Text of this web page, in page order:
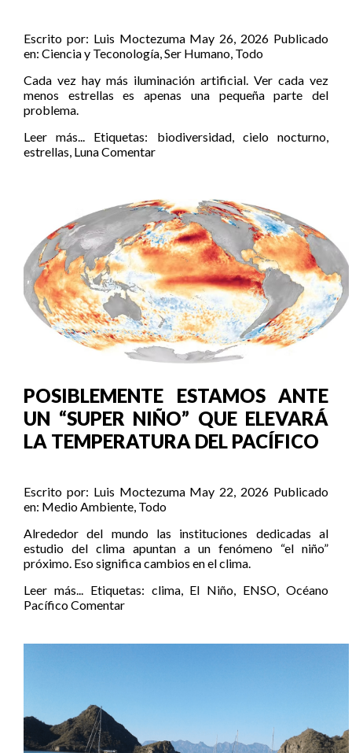
Escrito por: Luis Moctezuma May 26, 2026 Publicado
en: Ciencia y Teconología,Ser Humano, Todo
Cada vez hay más iluminación artificial. Ver cada vez
menos estrellas es apenas una pequeña parte del
problema.
Leer más...
Etiquetas: biodiversidad, cielo nocturno,
estrellas, LunaComentar
POSIBLEMENTE ESTAMOS ANTE
UN “SUPER NIÑO” QUE ELEVARÁ
LA TEMPERATURA DEL PACÍFICO
Escrito por: Luis Moctezuma May 22, 2026 Publicado
en: Medio Ambiente, Todo
Alrededor del mundo las instituciones dedicadas al
estudio del clima apuntan a un fenómeno “el niño”
próximo. Eso significa cambios en el clima.
Leer más... Etiquetas: clima, El Niño, ENSO,Océano
PacíficoComentar